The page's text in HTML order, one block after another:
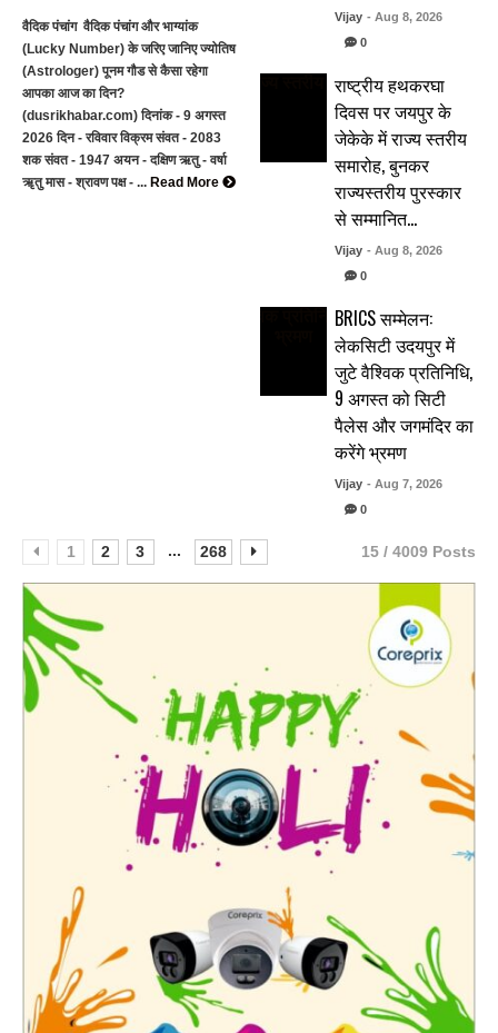
वैदिक पंचांग वैदिक पंचांग और भाग्यांक
(Lucky Number) के जरिए जानिए ज्योतिष
(Astrologer) पूनम गौड से कैसा रहेगा
आपका आज का दिन?
(dusrikhabar.com) दिनांक - 9 अगस्त
2026 दिन - रविवार विक्रम संवत - 2083
शक संवत - 1947 अयन - दक्षिण ऋतु - वर्षा
ॠतु मास - श्रावण पक्ष - ... Read More
Vijay - Aug 8, 2026
0
राष्ट्रीय हथकरघा
दिवस पर जयपुर के
जेकेके में राज्य स्तरीय
समारोह, बुनकर
राज्यस्तरीय पुरस्कार
से सम्मानित…
Vijay - Aug 8, 2026
0
BRICS सम्मेलन:
लेकसिटी उदयपुर में
जुटे वैश्विक प्रतिनिधि,
9 अगस्त को सिटी
पैलेस और जगमंदिर का
करेंगे भ्रमण
Vijay - Aug 7, 2026
0
1 2 3 ... 268 15 / 4009 Posts